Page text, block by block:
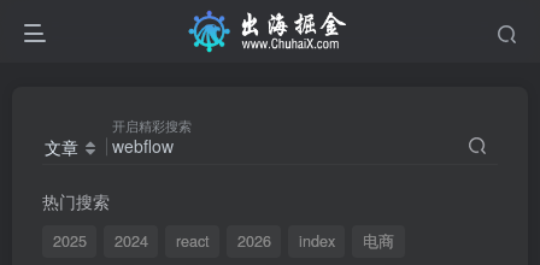
文章
开启精彩搜索
热门搜索
2025 2024 react 2026 index
电商